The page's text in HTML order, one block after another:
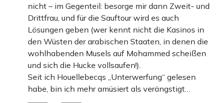
nicht – im Gegenteil: besorge mir dann Zweit- und
Drittfrau, und für die Sauftour wird es auch
Lösungen geben (wer kennt nicht die Kasinos in
den Wüsten der arabischen Staaten, in denen die
wohlhabenden Musels auf Mohammed scheißen
und sich die Hucke vollsaufen!).
Seit ich Houellebecqs „Unterwerfung“ gelesen
habe, bin ich mehr amüsiert als verängstigt…